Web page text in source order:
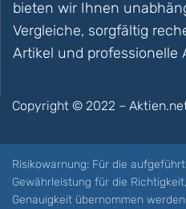
bieten wir Ihnen
Vergleiche, sorgfältig
Artikel und professionelle
Copyright © 2022 –
Risikowarnung: Für die
Gewährleistung für die
Genauigkeit übernommen